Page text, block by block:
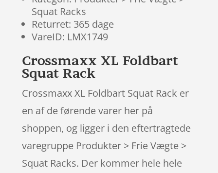
Squat Racks
Returret: 365 dage
VareID: LMX1749
Crossmaxx XL Foldbart
Squat Rack
Crossmaxx XL Foldbart Squat Rack er
en af de førende varer her på
shoppen, og ligger i den eftertragtede
varegruppe Produkter > Frie Vægte >
Squat Racks. Der kommer hele hele